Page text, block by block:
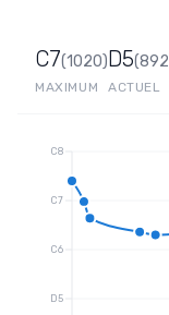
C7(1020)
MAXIMUM
D5(892
ACTUEL
D5
C6
C7
C8